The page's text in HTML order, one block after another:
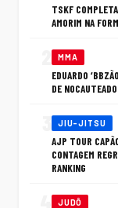
TSKF
AMORIM NA
MMA
EDUARDO
DE
JIU-JITSU
AJP TOUR
CONTAGEM
RANKING
JUDÔ